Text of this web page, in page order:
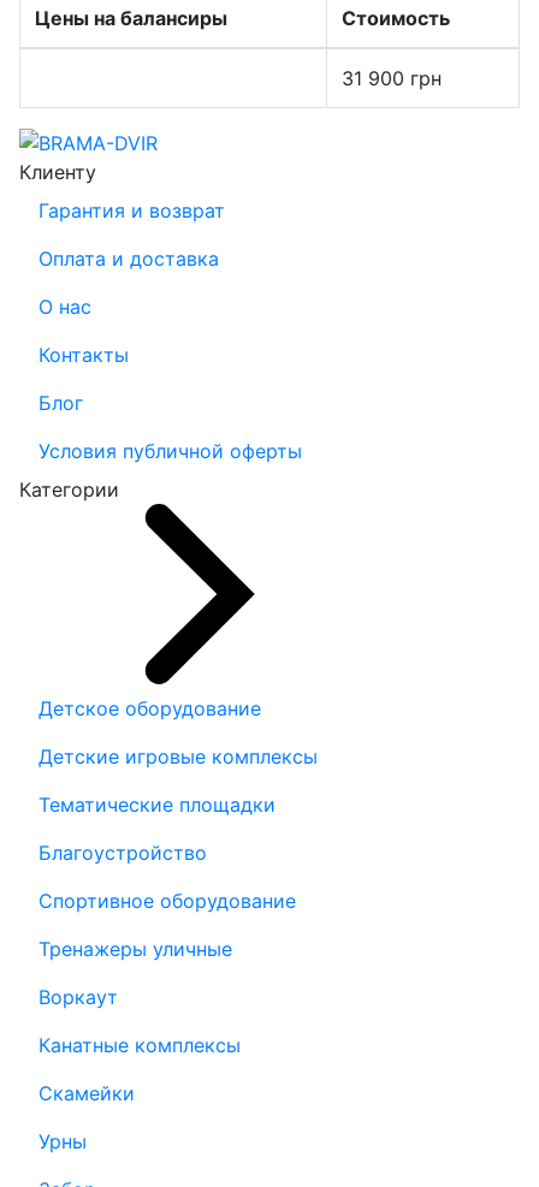
Цены на балансиры Стоимость
31 900 грн
Клиенту
Гарантия и возврат
Оплата и доставка
О нас
Контакты
Блог
Условия публичной оферты
Категории
Детское оборудование
Детские игровые комплексы
Тематические площадки
Благоустройство
Спортивное оборудование
Тренажеры уличные
Воркаут
Канатные комплексы
Скамейки
Урны